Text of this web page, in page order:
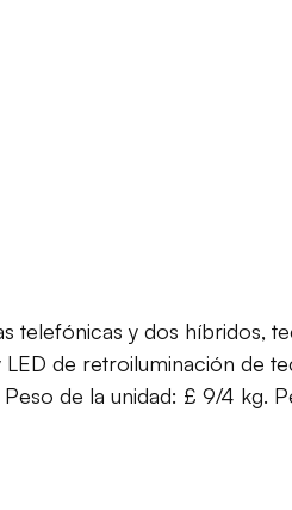
telefónicas y dos híbridos,
de retroiluminación de
de la unidad: £ 9/4 kg.